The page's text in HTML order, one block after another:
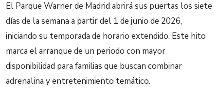
El Parque Warner de Madrid abrirá sus puertas los siete
días de la semana a partir del 1 de junio de 2026,
iniciando su temporada de horario extendido. Este hito
marca el arranque de un periodo con mayor
disponibilidad para familias que buscan combinar
adrenalina y entretenimiento temático.